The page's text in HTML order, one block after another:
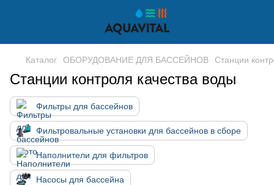
Каталог ОБОРУДОВАНИЕ ДЛЯ БАССЕЙНОВ Станции
Станции контроля качества воды
Фильтры для бассейнов
Фильтровальные установки для бассейнов в сборе
Наполнители для фильтров
Насосы для бассейна